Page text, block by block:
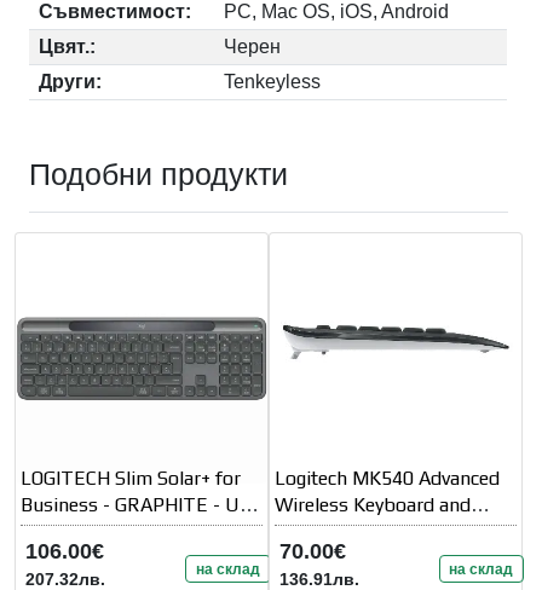
Съвместимост:
PC, Mac OS, iOS, Android
Цвят.:
Черен
Други:
Tenkeyless
Подобни продукти
LOGITECH Slim Solar+ for
Business - GRAPHITE - US
INT'L - 2
106.00€
207.32лв. на склад
Logitech MK540 Advanced
Wireless Keyboard and
Mouse Combo
70.00€
136.91лв. на склад